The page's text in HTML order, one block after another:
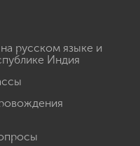
русском языке и
Индия